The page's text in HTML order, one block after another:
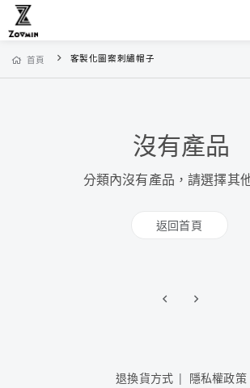
首頁 客製化圖案刺繡帽子
沒有產品
分類內沒有產品，請選擇其
返回首頁
退換貨方式
隱私權政策